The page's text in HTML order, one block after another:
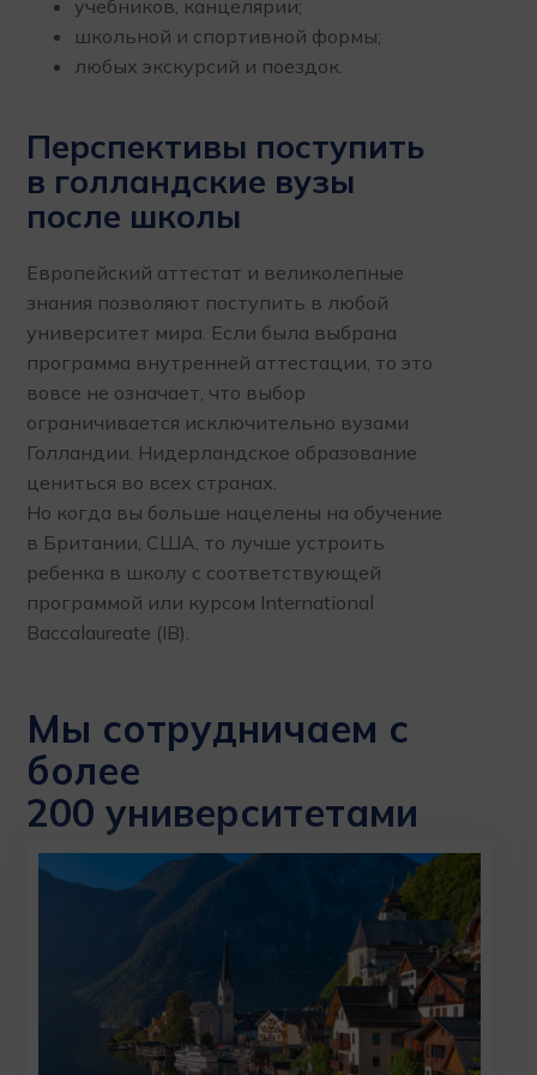
учебников, канцелярии;
школьной и спортивной формы;
любых экскурсий и поездок.
Перспективы поступить
в голландские вузы
после школы
Европейский аттестат и великолепные
знания позволяют поступить в любой
университет мира. Если была выбрана
программа внутренней аттестации, то это
вовсе не означает, что выбор
ограничивается исключительно вузами
Голландии. Нидерландское образование
цениться во всех странах.
Но когда вы больше нацелены на обучение
в Британии, США, то лучше устроить
ребенка в школу с соответствующей
программой или курсом International
Baccalaureate (IB).
Мы сотрудничаем с
более
200 университетами